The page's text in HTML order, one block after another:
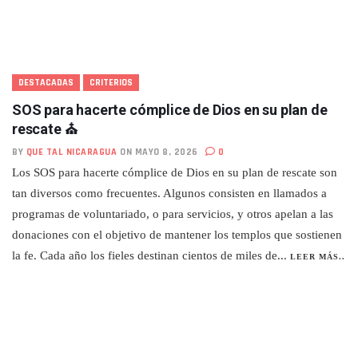
DESTACADAS CRITERIOS
SOS para hacerte cómplice de Dios en su plan de
rescate ⛪
BY QUE TAL NICARAGUA ON MAYO 8, 2026 0
Los SOS para hacerte cómplice de Dios en su plan de rescate son
tan diversos como frecuentes. Algunos consisten en llamados a
programas de voluntariado, o para servicios, y otros apelan a las
donaciones con el objetivo de mantener los templos que sostienen
la fe. Cada año los fieles destinan cientos de miles de... LEER MÁS..